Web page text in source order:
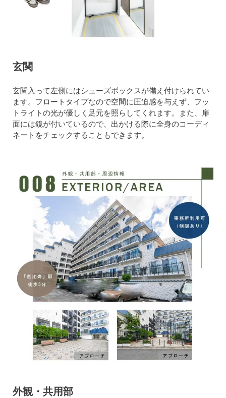
玄関
玄関入って左側にはシューズボックスが備え付けられてい
ます。フロートタイプなので空間に圧迫感を与えず、フッ
トライトの光が優しく足元を照らしてくれます。また、扉
面には鏡が付いているので、出かける際に全身のコーディ
ネートをチェックすることもできます。
外観・共用部